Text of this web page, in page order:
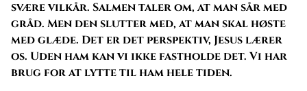
svære vilkår. Salmen taler om, at man sår med
gråd. Men den slutter med, at man skal høste
med glæde. Det er det perspektiv, Jesus lærer
os. Uden ham kan vi ikke fastholde det. Vi har
brug for at lytte til ham hele tiden.